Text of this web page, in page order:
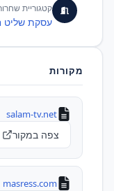
קטגוריית
עסקת שליט
מקורות
salam-tv.net
צפה במקור
masress.com